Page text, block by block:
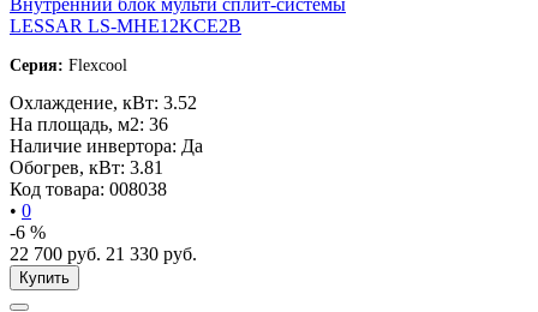
LESSAR LS-MHE12KCE2B
Серия: Flexcool
Охлаждение, кВт: 3.52
На площадь, м2: 36
Наличие инвертора: Да
Обогрев, кВт: 3.81
Код товара: 008038
• 0
-6 %
22 700 руб. 21 330 руб.
Купить